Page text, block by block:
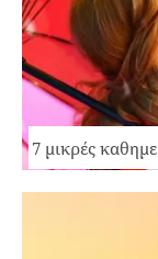
7 μικρές